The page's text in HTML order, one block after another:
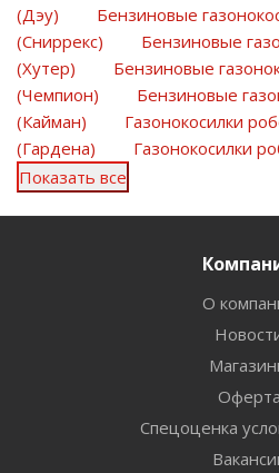
(Дэу)
Бензиновые
(Сниррекс)
Бензиновые
(Хутер)
Бензиновые
(Чемпион)
Бензиновые
(Кайман)
Газонокосилки
(Гардена)
Газонокосилки
Показать все
О
Оферта
Спецоценка